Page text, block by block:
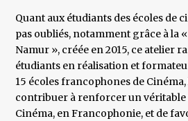
Quant aux étudiants des écoles de
pas oubliés, notamment grâce à la
Namur », créée en 2015, ce atelier
étudiants en réalisation et
15 écoles francophones de
contribuer à renforcer un véritable
Cinéma, en Francophonie, et de